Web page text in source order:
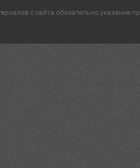
с сайта обязательно указание